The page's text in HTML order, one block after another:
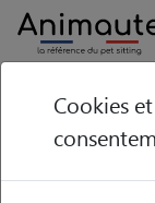
Animaute Nouvelle
Cookies et